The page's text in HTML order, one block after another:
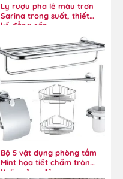
Ly rượu pha lê màu trơn
Sarina trong suốt, thiết
kế đẳng cấp
Bộ 5 vật dụng phòng tắm
Mint họa tiết chấm tròn
Xylia năng động